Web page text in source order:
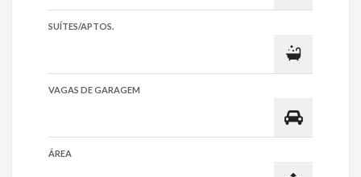
SUÍTES/APTOS.
VAGAS DE GARAGEM
ÁREA